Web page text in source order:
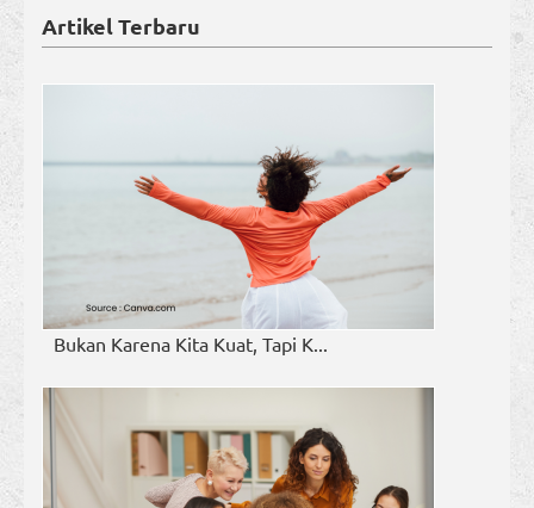
Artikel Terbaru
Bukan Karena Kita Kuat, Tapi K...